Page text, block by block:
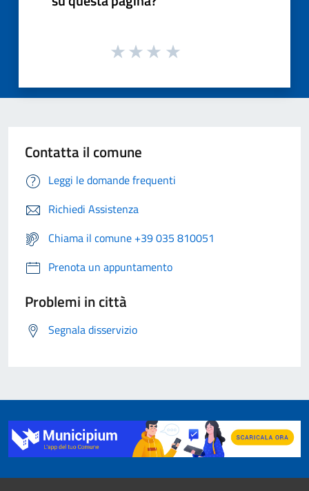
Contatta il comune
Leggi le domande frequenti
Richiedi Assistenza
Chiama il comune +39 035 810051
Prenota un appuntamento
Problemi in città
Segnala disservizio